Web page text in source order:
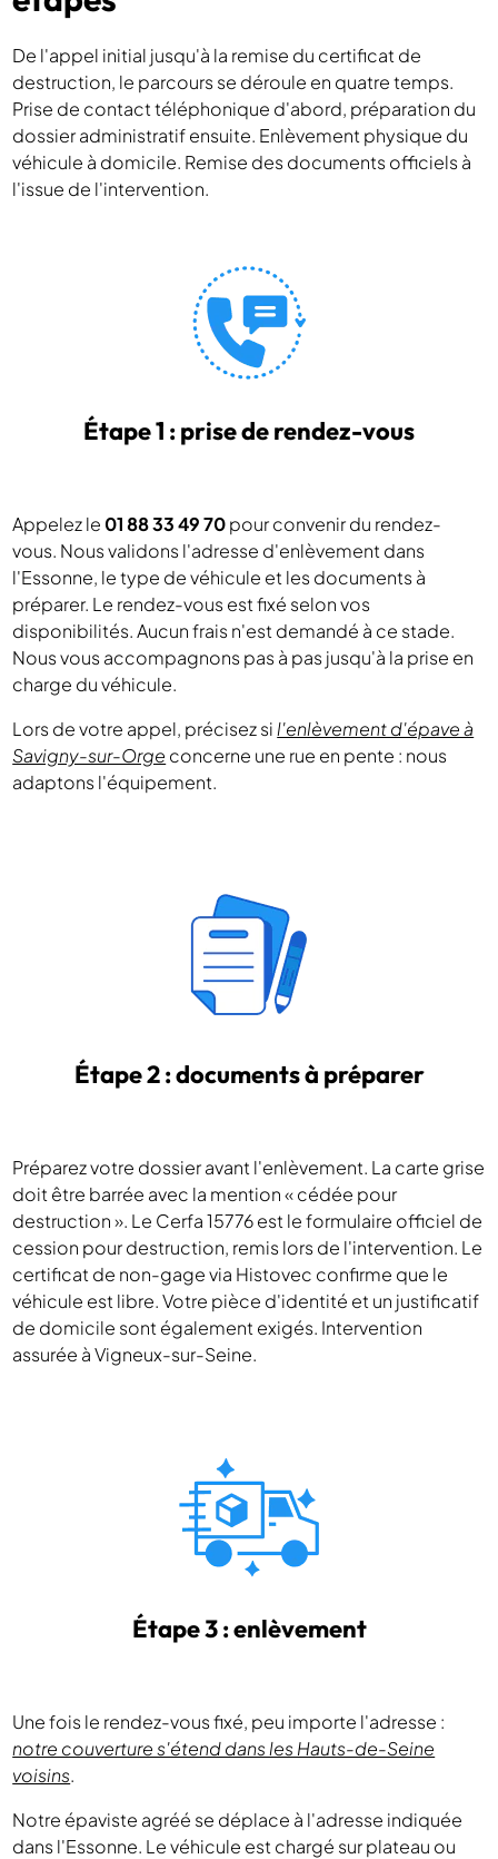
De l'appel initial jusqu'à la remise du certificat de
destruction, le parcours se déroule en quatre temps.
Prise de contact téléphonique d'abord, préparation du
dossier administratif ensuite. Enlèvement physique du
véhicule à domicile. Remise des documents officiels à
l'issue de l'intervention.
Étape 1 : prise de rendez-vous
Appelez le 01 88 33 49 70pour convenir du rendez-
vous. Nous validons l'adresse d'enlèvement dans
l'Essonne, le type de véhicule et les documents à
préparer. Le rendez-vous est fixé selon vos
disponibilités. Aucun frais n'est demandé à ce stade.
Nous vous accompagnons pas à pas jusqu'à la prise en
charge du véhicule.
Lors de votre appel, précisez si l'enlèvement d'épave à
Savigny-sur-Orge concerne une rue en pente : nous
adaptons l'équipement.
Étape 2 : documents à préparer
Préparez votre dossier avant l'enlèvement. La carte grise
doit être barrée avec la mention « cédée pour
destruction ». Le Cerfa 15776 est le formulaire officiel de
cession pour destruction, remis lors de l'intervention. Le
certificat de non-gage via Histovec confirme que le
véhicule est libre. Votre pièce d'identité et un justificatif
de domicile sont également exigés. Intervention
assurée à Vigneux-sur-Seine.
Étape 3 : enlèvement
Une fois le rendez-vous fixé, peu importe l'adresse :
notre couverture s'étend dans les Hauts-de-Seine
voisins.
Notre épaviste agréé se déplace à l'adresse indiquée
dans l'Essonne. Le véhicule est chargé sur plateau ou